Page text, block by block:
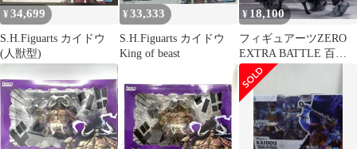
¥34,699
S.H.Figuarts カイドウ
(人獣型)
¥33,333
S.H.Figuarts カイドウ
King of beast
¥ 18,100
フィギュアーツZERO
EXTRA BATTLE 百獣
のカイドウ ONE PI…